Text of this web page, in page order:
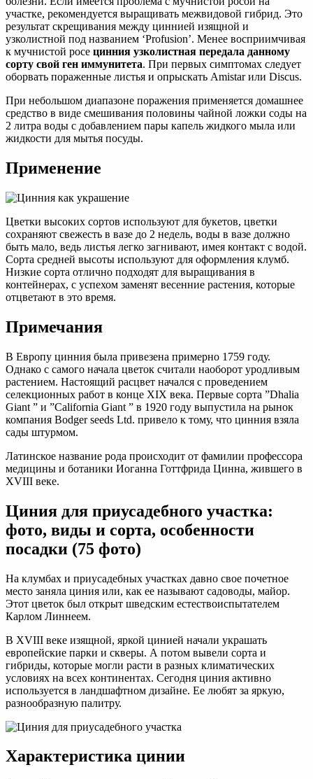
участке, рекомендуется выращивать межвидовой гибрид. Это
результат скрещивания между циннией изящной и
узколистной под названием ‘Profusion’. Менее восприимчивая
к мучнистой росе цинния узколистная передала данному
сорту свой ген иммунитета. При первых симптомах следует
оборвать пораженные листья и опрыскать Amistar или Discus.
При небольшом диапазоне поражения применяется домашнее
средство в виде смешивания половины чайной ложки соды на
2 литра воды с добавлением пары капель жидкого мыла или
жидкости для мытья посуды.
Применение
Цветки высоких сортов используют для букетов, цветки
сохраняют свежесть в вазе до 2 недель, воды в вазе должно
быть мало, ведь листья легко загнивают, имея контакт с водой.
Сорта средней высоты используют для оформления клумб.
Низкие сорта отлично подходят для выращивания в
контейнерах, с успехом заменят весенние растения, которые
отцветают в это время.
Примечания
В Европу цинния была привезена примерно 1759 году.
Однако с самого начала цветок считали наоборот уродливым
растением. Настоящий расцвет начался с проведением
селекционных работ в конце XIX века. Первые сорта ”Dhalia
Giant ” и ”California Giant ” в 1920 году выпустила на рынок
компания Bodger seeds Ltd. привело к тому, что цинния взяла
сады штурмом.
Латинское название рода происходит от фамилии профессора
медицины и ботаники Иоганна Готтфрида Цинна, жившего в
XVIII веке.
Циния для приусадебного участка:
фото, виды и сорта, особенности
посадки (75 фото)
На клумбах и приусадебных участках давно свое почетное
место заняла циния или, как ее называют садоводы, майор.
Этот цветок был открыт шведским естествоиспытателем
Карлом Линнеем.
В XVIII веке изящной, яркой цинией начали украшать
европейские парки и скверы. А потом вывели сорта и
гибриды, которые могли расти в разных климатических
условиях на всех континентах. Сегодня циния активно
используется в ландшафтном дизайне. Ее любят за яркую,
разнообразную палитру.
Характеристика цинии